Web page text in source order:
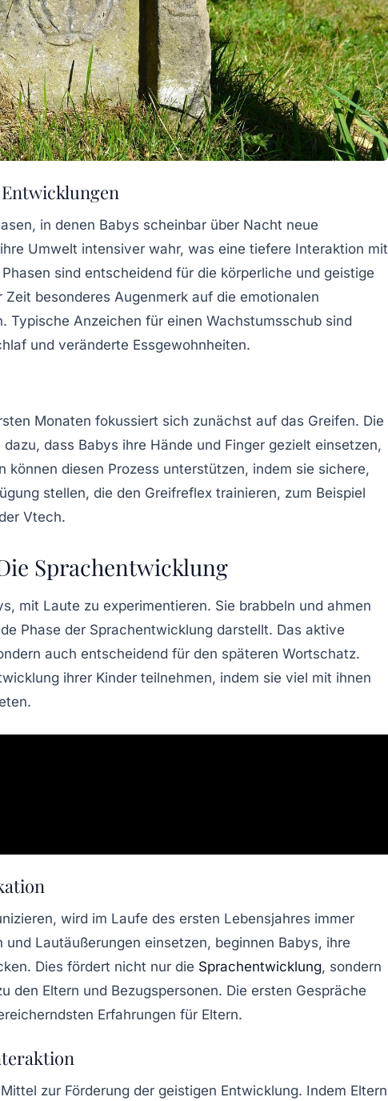
in denen Babys scheinbar über Nacht neue
Umwelt intensiver wahr, was eine tiefere Interaktion mit
sind entscheidend für die körperliche und geistige
besonderes Augenmerk auf die emotionalen
Typische Anzeichen für einen Wachstumsschub sind
und veränderte Essgewohnheiten.
Monaten fokussiert sich zunächst auf das Greifen. Die
dass Babys ihre Hände und Finger gezielt einsetzen,
können diesen Prozess unterstützen, indem sie sichere,
stellen, die den Greifreflex trainieren, zum Beispiel
Vtech.
Sprachentwicklung
mit Laute zu experimentieren. Sie brabbeln und ahmen
Phase der Sprachentwicklung darstellt. Das aktive
auch entscheidend für den späteren Wortschatz.
ihrer Kinder teilnehmen, indem sie viel mit ihnen
wird im Laufe des ersten Lebensjahres immer
Lautäußerungen einsetzen, beginnen Babys, ihre
Dies fördert nicht nur die Sprachentwicklung, sondern
den Eltern und Bezugspersonen. Die ersten Gespräche
Erfahrungen für Eltern.
zur Förderung der geistigen Entwicklung. Indem Eltern